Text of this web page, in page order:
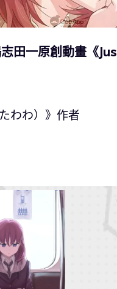
田一原創動畫《
わわ）》作者